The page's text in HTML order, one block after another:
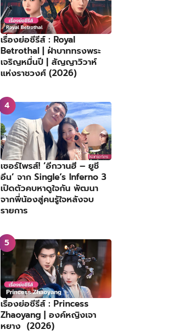
เรื่องย่อซีรีส์ : Royal
Betrothal | ฝ่าบาททรงพระ
เจริญหมื่นปี | สัญญาวิวาห์
แห่งราชวงศ์ (2026)
เซอร์ไพรส์! ‘อีกวานฮี – ยูชี
อึน’ จาก Single’s Inferno 3
เปิดตัวคบหาดูใจกัน พัฒนา
จากพี่น้องสู่คนรู้ใจหลังจบ
รายการ
เรื่องย่อซีรีส์ : Princess
Zhaoyang | องค์หญิงเจา
หยาง (2026)